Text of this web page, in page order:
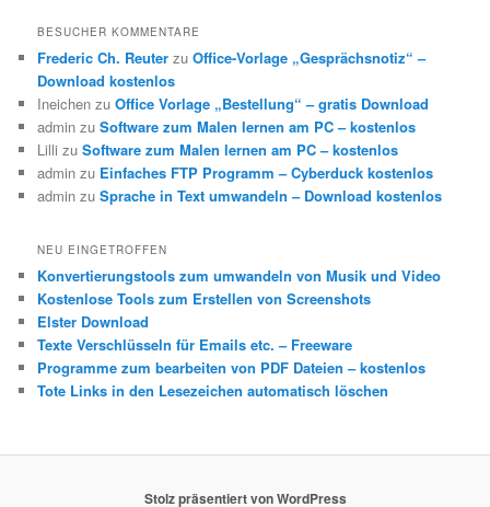
BESUCHER KOMMENTARE
Frederic Ch. Reuter zuOffice-Vorlage „Gesprächsnotiz“ –
Download kostenlos
Ineichen zuOffice Vorlage „Bestellung“ – gratis Download
admin zuSoftware zum Malen lernen am PC – kostenlos
Lilli zuSoftware zum Malen lernen am PC – kostenlos
admin zu Einfaches FTP Programm – Cyberduck kostenlos
admin zuSprache in Text umwandeln – Download kostenlos
NEU EINGETROFFEN
Konvertierungstools zum umwandeln von Musik und Video
Kostenlose Tools zum Erstellen von Screenshots
Elster Download
Texte Verschlüsseln für Emails etc. – Freeware
Programme zum bearbeiten von PDF Dateien – kostenlos
Tote Links in den Lesezeichen automatisch löschen
Stolz präsentiert von WordPress